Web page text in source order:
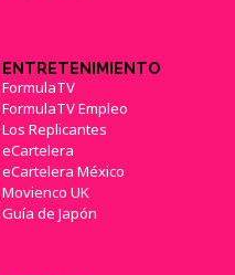
ENTRETENIMIENTO
FormulaTV
FormulaTV Empleo
Los Replicantes
eCartelera
eCartelera México
Movienco UK
Guía de Japón